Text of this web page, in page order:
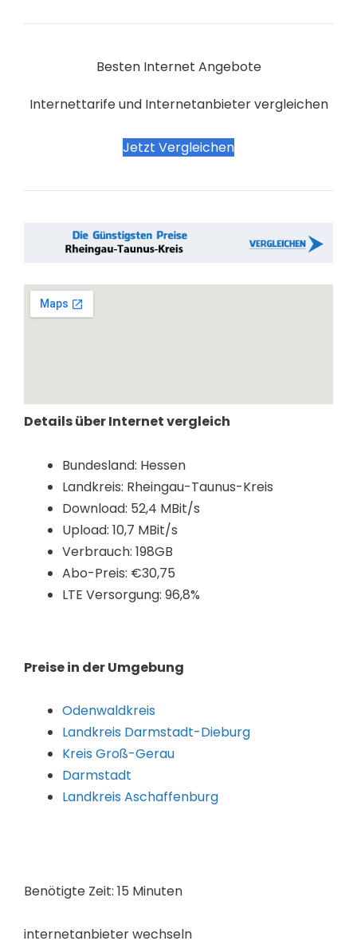
Besten Internet Angebote
Internettarife und Internetanbieter vergleichen
Jetzt Vergleichen
Details über Internet vergleich
Bundesland: Hessen
Landkreis: Rheingau-Taunus-Kreis
Download: 52,4 MBit/s
Upload: 10,7 MBit/s
Verbrauch: 198GB
Abo-Preis: €30,75
LTE Versorgung: 96,8%
Preise in der Umgebung
Odenwaldkreis
Landkreis Darmstadt-Dieburg
Kreis Groß-Gerau
Darmstadt
Landkreis Aschaffenburg
Benötigte Zeit: 15 Minuten
internetanbieter wechseln